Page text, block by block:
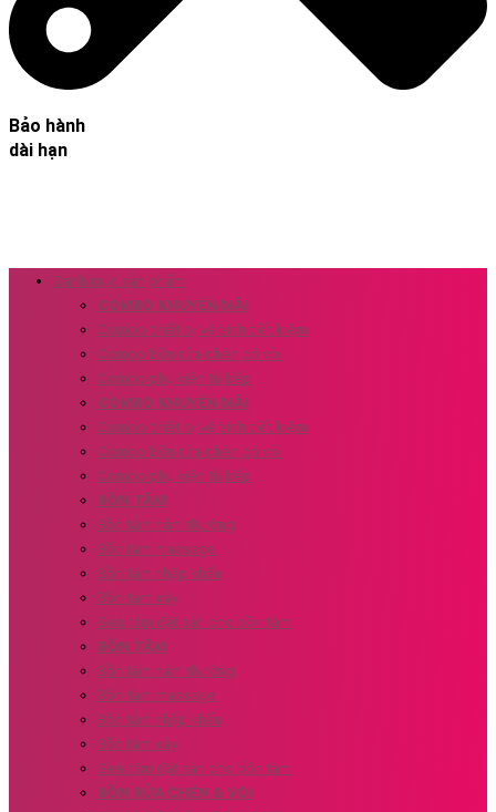
Bảo hành
dài hạn
Danh mục sản phẩm
COMBO KHUYẾN MÃI
Combo thiết bị vệ sinh tiết kiệm
Combo bồn rửa chén có vòi
Combo phụ kiện tủ bếp
COMBO KHUYẾN MÃI
Combo thiết bị vệ sinh tiết kiệm
Combo bồn rửa chén có vòi
Combo phụ kiện tủ bếp
BỒN TẮM
Bồn tắm nằm thường
Bồn tắm massage
Bồn tắm nhập khẩu
Bồn tắm xây
Sen tắm đặt sàn cho bồn tắm
BỒN TẮM
Bồn tắm nằm thường
Bồn tắm massage
Bồn tắm nhập khẩu
Bồn tắm xây
Sen tắm đặt sàn cho bồn tắm
BỒN RỬA CHÉN & VÒI